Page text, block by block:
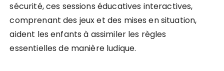
sécurité, ces sessions éducatives interactives,
comprenant des jeux et des mises en situation,
aident les enfants à assimiler les règles
essentielles de manière ludique.